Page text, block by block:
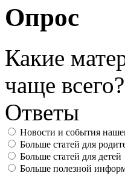
Опрос
Какие
чаще всего?
Ответы
Новости и события
Больше статей для
Больше статей для детей
Больше полезной